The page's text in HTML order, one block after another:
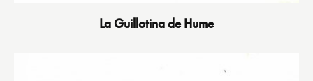
La Guillotina de Hume